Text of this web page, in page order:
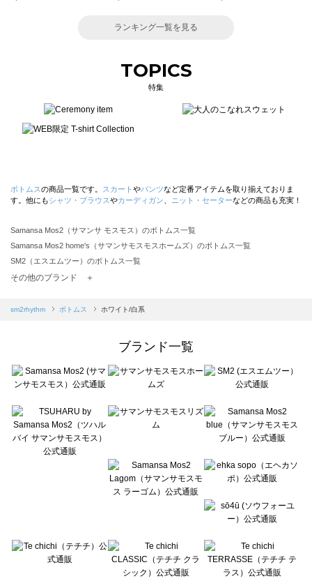
ランキング一覧を見る
TOPICS
特集
ボトムスの商品一覧です。 スカート やパンツなど定番アイテムを取り揃えておりま
す。他にもシャツ・ブラウスやカーディガン ニット・セーターなどの商品も充実！
Samansa Mos2（サマンサ モスモス）のボトムス一覧
Samansa Mos2 home's（サマンサモスモスホームズ）のボトムス一覧
SM2（エスエムツー）のボトムス一覧
TSUHARU by Samansa Mos2（ツハルバイサマンサモスモス）のボトムス一覧
Samansa Mos2 blue（サマンサモスモス ブルー）のボトムス一覧
sō4ū（ソウフォーユー）のボトムス一覧
Te chichi（テチチ）のボトムス一覧
Te chichi CLASSIC（テチチ クラシック）のボトムス一覧
Lugnoncure（ルノンキュール）のボトムス一覧
BETTY'S BLUE（べティーズブルー）のボトムス一覧
Wpc.（ワールドパーティー）のボトムス一覧
その他のブランド ＋
sm2rhythm ボトムス ホワイト/白系
ブランド一覧